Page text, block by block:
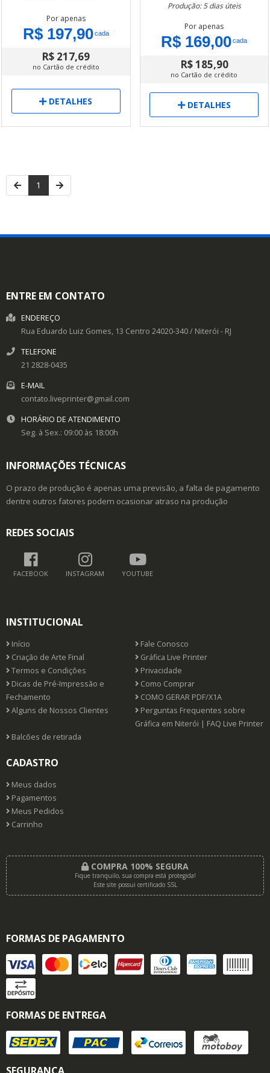
Por apenas
R$ 197,90cada
R$ 217,69
no Cartão de crédito
DETALHES
Produção: 5 dias úteis
Por apenas
R$ 169,00cada
R$ 185,90
no Cartão de crédito
DETALHES
1
ENTRE EM CONTATO
ENDEREÇO
Rua Eduardo Luiz Gomes, 13 Centro 24020-340/ Niterói - RJ
TELEFONE
21 2828-0435
E-MAIL
contato.liveprinter@gmail.com
HORÁRIO DE ATENDIMENTO
Seg. à Sex.: 09:00 às 18:00h
INFORMAÇÕES TÉCNICAS
O prazo de produção é apenas uma previsão, a falta de pagamento
dentre outros fatores podem ocasionar atraso na produção
REDES SOCIAIS
FACEBOOK INSTAGRAM YOUTUBE
INSTITUCIONAL
Início
Fale Conosco
Criação de Arte Final
Gráfica Live Printer
Termos e Condições
Privacidade
Dicas de Pré-Impressão e
Fechamento
Como Comprar
COMO GERAR PDF/X1A
Alguns de Nossos Clientes
Perguntas Frequentes sobre
Gráfica em Niterói | FAQ Live Printer
Balcões de retirada
CADASTRO
Meus dados
Pagamentos
Meus Pedidos
Carrinho
COMPRA 100% SEGURA
Fique tranquilo, sua compra está protegida!
Este site possui certificado SSL
FORMAS DE PAGAMENTO
FORMAS DE ENTREGA